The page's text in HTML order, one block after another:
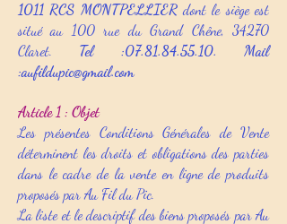
1011 RCS MONTPELLIERdont le siège est
situé au 100 rue du Grand Chêne, 34270
Claret. Tel :07.81.84.55.10. Mail
:aufildupic@gmail.com
Article 1 : Objet
Les présentes Conditions Générales de Vente
déterminent les droits et obligations des parties
dans le cadre de la vente en ligne de produits
proposés par Au Fil du Pic.
La liste et le descriptif des biens proposés par Au